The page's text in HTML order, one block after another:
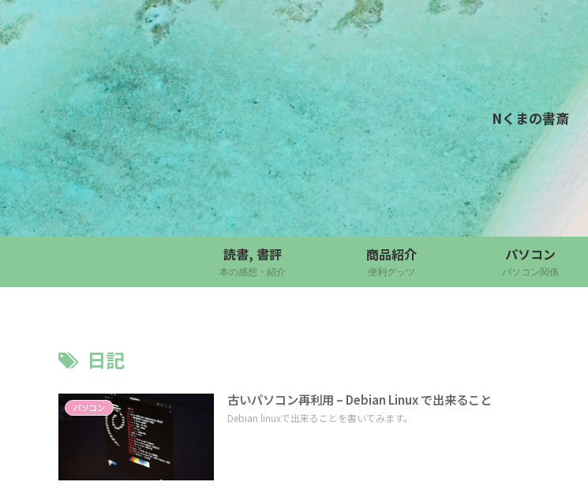
Nくまの書斎
読書, 書評
本の感想・紹介
商品紹介
便利グッツ
パソコン
パソコン関係
日記
パソコン 古いパソコン再利用 – Debian Linux で出来ること
Debian linuxで出来ることを書いてみます。